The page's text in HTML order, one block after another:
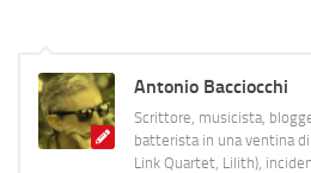
Antonio Bacciocchi
Scrittore, musicista,
batterista in una ventina
Link Quartet, Lilith),